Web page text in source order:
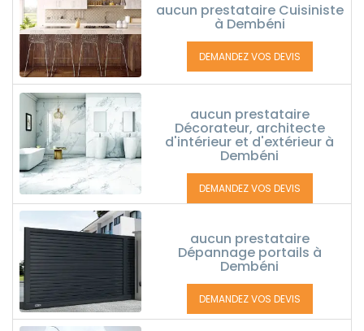
aucun prestataire Cuisiniste
à Dembéni
DEMANDEZ VOS DEVIS
aucun prestataire
Décorateur, architecte
d'intérieur et d'extérieur à
Dembéni
DEMANDEZ VOS DEVIS
aucun prestataire
Dépannage portails à
Dembéni
DEMANDEZ VOS DEVIS